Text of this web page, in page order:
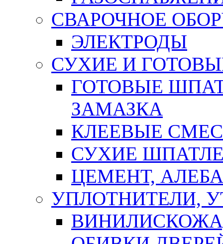
СВАРОЧНОЕ
ЭЛЕКТРОДЫ
СУХИЕ И
ГОТОВЫЕ
ЗАМАЗКА
КЛЕЕВЫЕ
СУХИЕ
ЦЕМЕНТ,
УПЛОТНИТЕЛИ,